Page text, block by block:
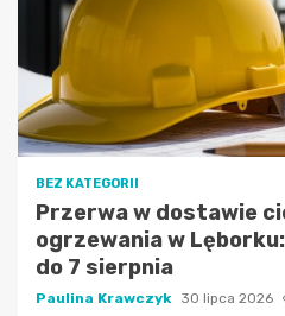
BEZ KATEGORII
Przerwa w dostawie
ogrzewania w
do 7 sierpnia
Paulina Krawczyk 30 lipca 2026